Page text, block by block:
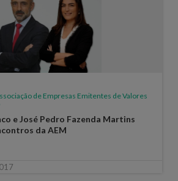
de Empresas Emitentes de Valores
e José Pedro Fazenda Martins
da AEM